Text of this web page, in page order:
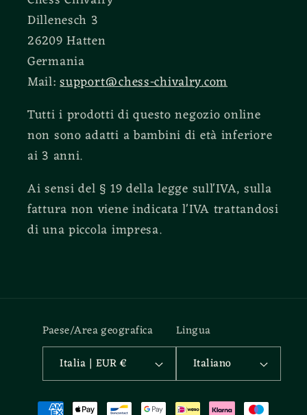
Dillenesch 3
26209 Hatten
Germania
Mail:support@chess-chivalry.com
Tutti i prodotti di questo negozio online
non sono adatti a bambini di età inferiore
ai 3 anni.
Ai sensi del § 19 della legge sull'IVA, sulla
fattura non viene indicata l'IVA trattandosi
di una piccola impresa.
Paese/Area geografica
Italia | EUR €
Lingua
Italiano
Metodi